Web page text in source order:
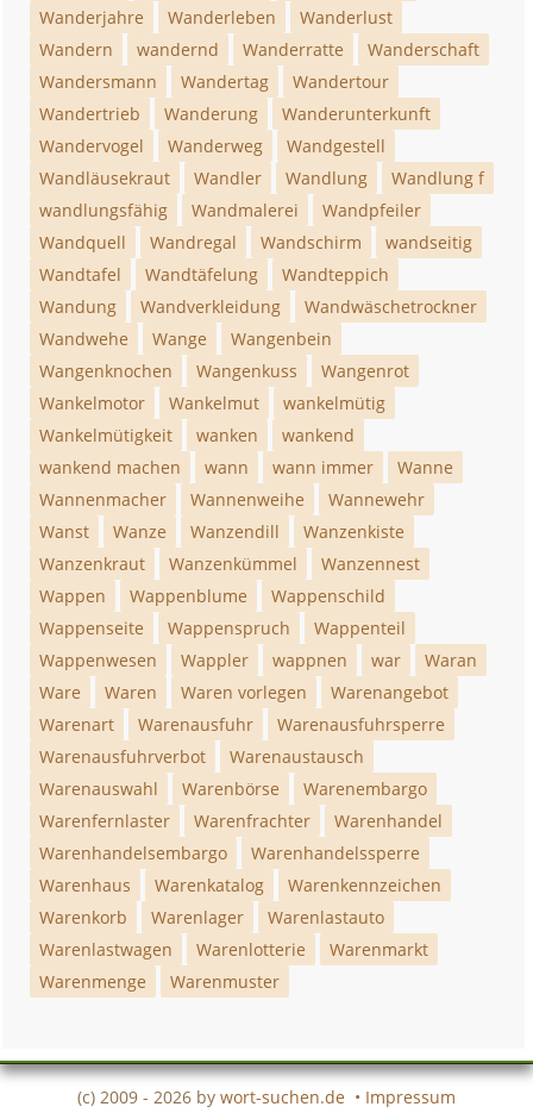
Wanderjahre
Wanderleben
Wanderlust
Wandern
wandernd Wanderratte
Wanderschaft
Wandersmann
Wandertag
Wandertour
Wandertrieb
Wanderung
Wanderunterkunft
Wandervogel
Wanderweg
Wandgestell
Wandläusekraut
Wandler Wandlung
Wandlung f
wandlungsfähig
Wandmalerei
Wandpfeiler
Wandquell
Wandregal Wandschirm
wandseitig
Wandtafel
Wandtäfelung
Wandteppich
Wandung
Wandverkleidung
Wandwäschetrockner
Wandwehe
Wange
Wangenbein
Wangenknochen
Wangenkuss
Wangenrot
Wankelmotor
Wankelmut
wankelmütig
Wankelmütigkeit
wanken
wankend
wankend machen
wann wann immer
Wanne
Wannenmacher
Wannenweihe
Wannewehr
Wanst
Wanze Wanzendill
Wanzenkiste
Wanzenkraut
Wanzenkümmel
Wanzennest
Wappen
Wappenblume
Wappenschild
Wappenseite
Wappenspruch
Wappenteil
Wappenwesen
Wappler wappnen war
Waran
Ware
Waren Waren vorlegen
Warenangebot
Warenart
Warenausfuhr
Warenausfuhrsperre
Warenausfuhrverbot
Warenaustausch
Warenauswahl
Warenbörse
Warenembargo
Warenfernlaster
Warenfrachter
Warenhandel
Warenhandelsembargo
Warenhandelssperre
Warenhaus
Warenkatalog
Warenkennzeichen
Warenkorb
Warenlager
Warenlastauto
Warenlastwagen
Warenlotterie
Warenmarkt
Warenmenge
Warenmuster
(c) 2009 - 2026 by wort-suchen.de • Impressum